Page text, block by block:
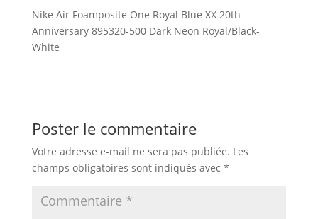
Nike Air Foamposite One Royal Blue XX 20th
Anniversary 895320-500 Dark Neon Royal/Black-
White
Poster le commentaire
Votre adresse e-mail ne sera pas publiée. Les
champs obligatoires sont indiqués avec *